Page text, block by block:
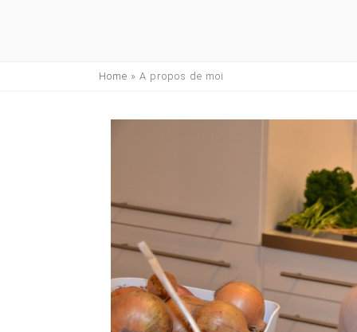
Home » A propos de moi